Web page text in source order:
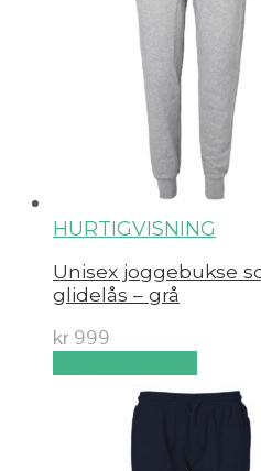
HURTIGVISNING
Unisex joggebukse
glidelås – grå
kr 999